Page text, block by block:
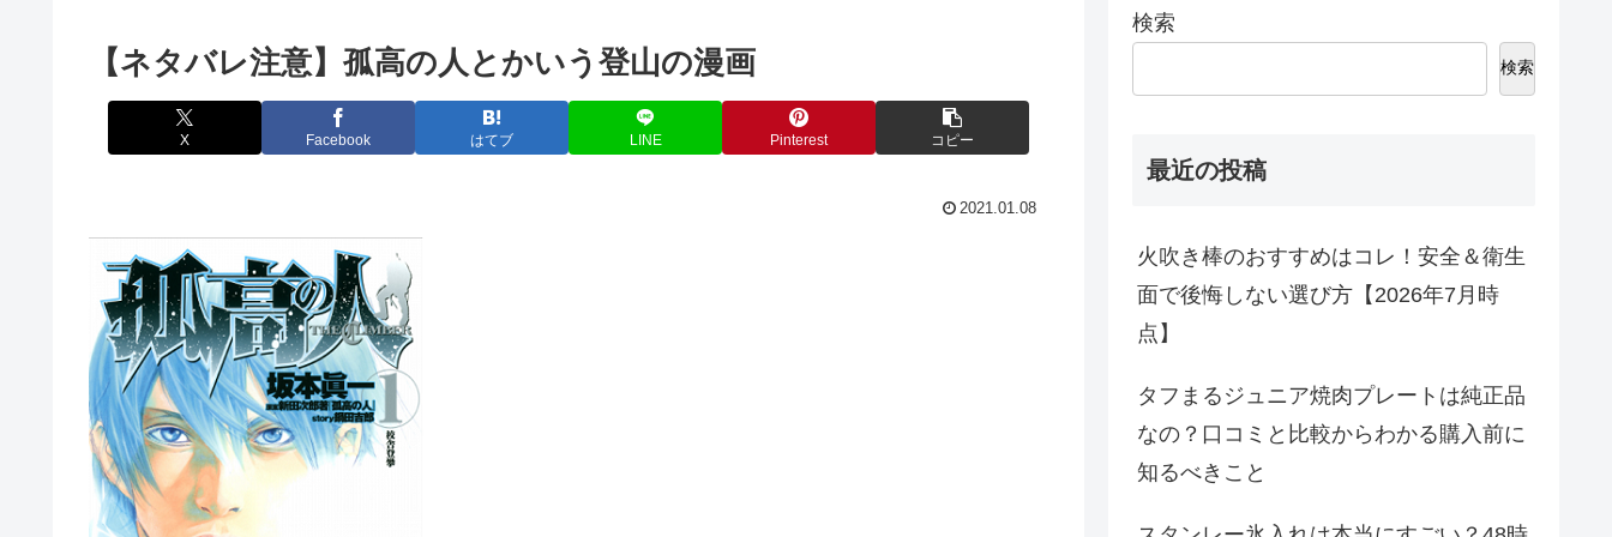
【ネタバレ注意】孤高の人とかいう登山の漫画
X Facebook はてブ LINE Pinterest コピー
2021.01.08
検索
検索
最近の投稿
火吹き棒のおすすめはコレ！安全＆衛生
面で後悔しない選び方【2026年7月時
点】
タフまるジュニア焼肉プレートは純正品
なの？口コミと比較からわかる購入前に
知るべきこと